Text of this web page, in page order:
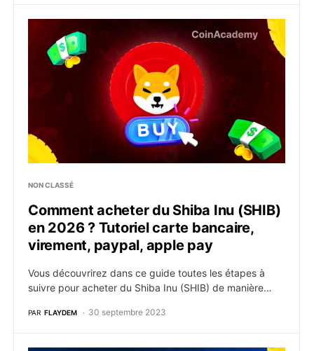
Comment acheter du Shiba Inu (SHIB) en 2026 ?
NON CLASSÉ
Comment acheter du Shiba Inu (SHIB)
en 2026 ? Tutoriel carte bancaire,
virement, paypal, apple pay
Vous découvrirez dans ce guide toutes les étapes à
suivre pour acheter du Shiba Inu (SHIB) de manière…
PAR FLAYDEM 30 septembre 2023